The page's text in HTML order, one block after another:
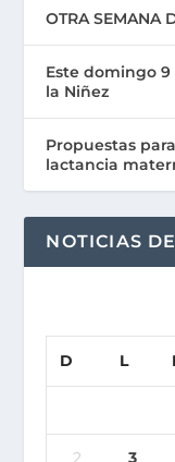
OTRA SEMANA
Este domingo
la Niñez
Propuestas
lactancia
NOTICIAS
D L
2 3